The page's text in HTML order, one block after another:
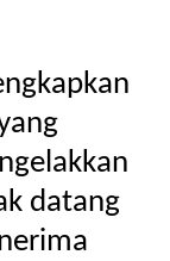
datang